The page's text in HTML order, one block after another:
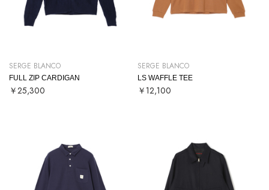
SERGE BLANCO
FULL ZIP CARDIGAN
￥25,300
SERGE BLANCO
LS WAFFLE TEE
￥12,100